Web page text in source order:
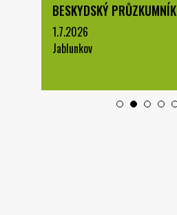
BESKYDSKÝ PRŮZKUMNÍK
1.7.2026
Jablunkov